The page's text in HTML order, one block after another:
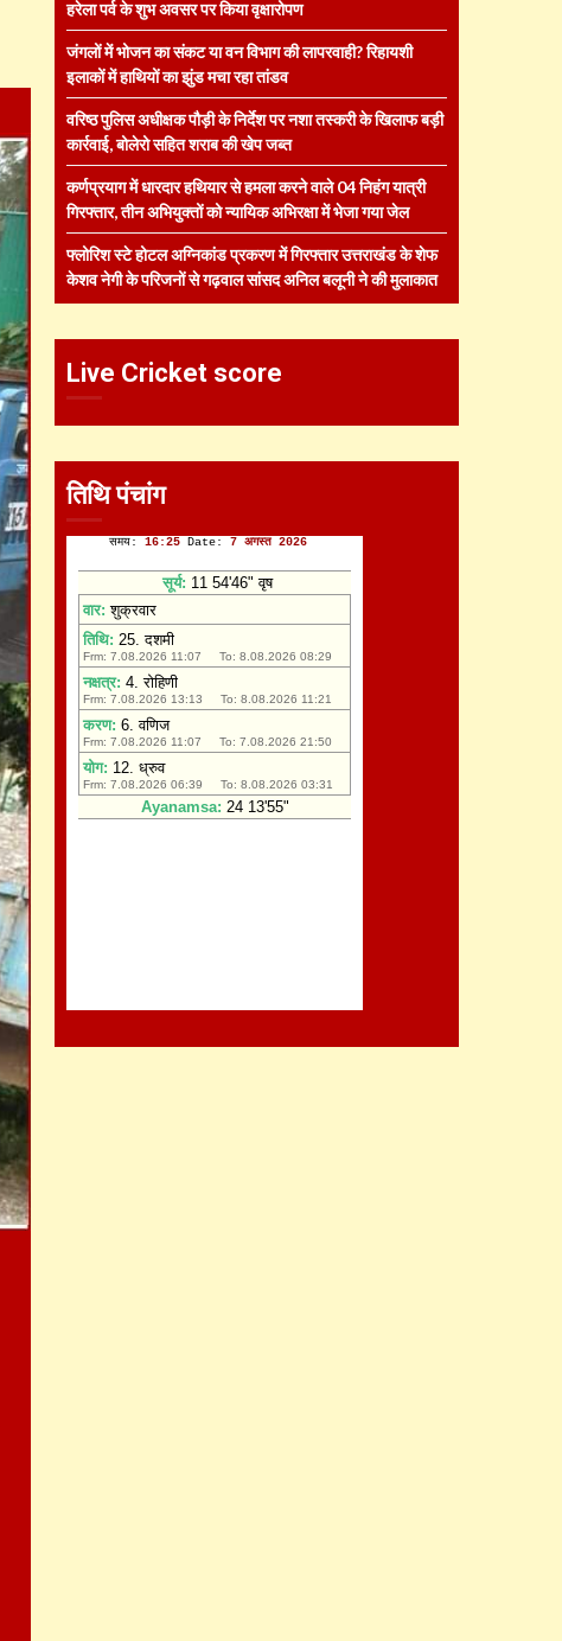
हरेला पर्व के शुभ अवसर पर किया वृक्षारोपण
जंगलों में भोजन का संकट या वन विभाग की लापरवाही? रिहायशी
इलाकों में हाथियों का झुंड मचा रहा तांडव
वरिष्ठ पुलिस अधीक्षक पौड़ी के निर्देश पर नशा तस्करी के खिलाफ बड़ी
कार्रवाई, बोलेरो सहित शराब की खेप जब्त
कर्णप्रयाग में धारदार हथियार से हमला करने वाले 04 निहंग यात्री
गिरफ्तार, तीन अभियुक्तों को न्यायिक अभिरक्षा में भेजा गया जेल
फ्लोरिश स्टे होटल अग्निकांड प्रकरण में गिरफ्तार उत्तराखंड के शेफ
केशव नेगी के परिजनों से गढ़वाल सांसद अनिल बलूनी ने की मुलाकात
Live Cricket score
तिथि पंचांग